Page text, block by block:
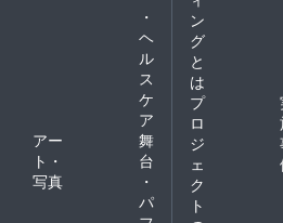
・
ヘ
ル
ス
ケ
ア
アー
ト・
写真
舞
台
・
パ
ン
グ
と
は
プ
ロ
ジ
ェ
ク
ト